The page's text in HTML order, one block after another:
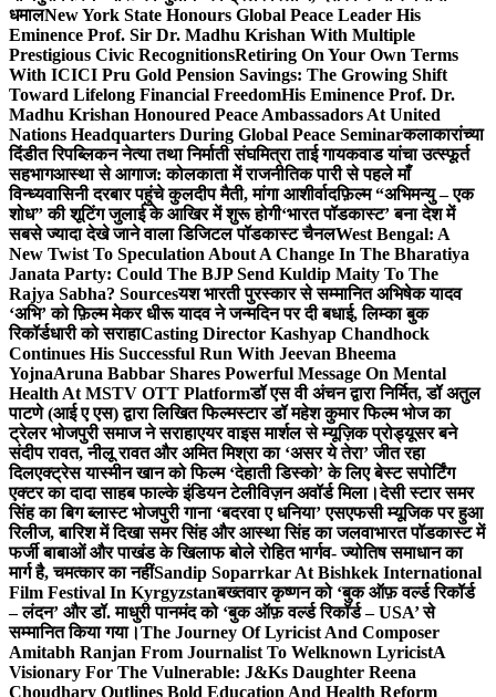
धमालNew York State Honours Global Peace Leader His
Eminence Prof. Sir Dr. Madhu Krishan With Multiple
Prestigious Civic RecognitionsRetiring On Your Own Terms
With ICICI Pru Gold Pension Savings: The Growing Shift
Toward Lifelong Financial FreedomHis Eminence Prof. Dr.
Madhu Krishan Honoured Peace Ambassadors At United
Nations Headquarters During Global Peace Seminarकलाकारांच्या
दिंडीत रिपब्लिकन नेत्या तथा निर्माती संघमित्रा ताई गायकवाड यांचा उत्स्फूर्त
सहभागआस्था से आगाज: कोलकाता में राजनीतिक पारी से पहले माँ
विन्ध्यवासिनी दरबार पहुंचे कुलदीप मैती, मांगा आशीर्वादफ़िल्म “अभिमन्यु – एक
शोध” की शूटिंग जुलाई के आखिर में शुरू होगी‘भारत पॉडकास्ट’ बना देश में
सबसे ज्यादा देखे जाने वाला डिजिटल पॉडकास्ट चैनलWest Bengal: A
New Twist To Speculation About A Change In The Bharatiya
Janata Party: Could The BJP Send Kuldip Maity To The
Rajya Sabha? Sourcesयश भारती पुरस्कार से सम्मानित अभिषेक यादव
‘अभि’ को फ़िल्म मेकर धीरू यादव ने जन्मदिन पर दी बधाई, लिम्का बुक
रिकॉर्डधारी को सराहाCasting Director Kashyap Chandhock
Continues His Successful Run With Jeevan Bheema
YojnaAruna Babbar Shares Powerful Message On Mental
Health At MSTV OTT Platformडॉ एस वी अंचन द्वारा निर्मित, डॉ अतुल
पाटणे (आई ए एस) द्वारा लिखित फिल्मस्टार डॉ महेश कुमार फिल्म भोज का
ट्रेलर भोजपुरी समाज ने सराहाएयर वाइस मार्शल से म्यूज़िक प्रोड्यूसर बने
संदीप रावत, नीलू रावत और अमित मिश्रा का ‘असर ये तेरा’ जीत रहा
दिलएक्ट्रेस यास्मीन खान को फिल्म ‘देहाती डिस्को’ के लिए बेस्ट सपोर्टिंग
एक्टर का दादा साहब फाल्के इंडियन टेलीविज़न अवॉर्ड मिला।देसी स्टार समर
सिंह का बिग ब्लास्ट भोजपुरी गाना ‘बदरवा ए धनिया’ एसएफसी म्यूजिक पर हुआ
रिलीज, बारिश में दिखा समर सिंह और आस्था सिंह का जलवाभारत पॉडकास्ट में
फर्जी बाबाओं और पाखंड के खिलाफ बोले रोहित भार्गव- ज्योतिष समाधान का
मार्ग है, चमत्कार का नहींSandip Soparrkar At Bishkek International
Film Festival In Kyrgyzstanबख्तवार कृष्णन को ‘बुक ऑफ़ वर्ल्ड रिकॉर्ड
– लंदन’ और डॉ. माधुरी पानमंद को ‘बुक ऑफ़ वर्ल्ड रिकॉर्ड – USA’ से
सम्मानित किया गया।The Journey Of Lyricist And Composer
Amitabh Ranjan From Journalist To Welknown LyricistA
Visionary For The Vulnerable: J&Ks Daughter Reena
Choudhary Outlines Bold Education And Health Reform